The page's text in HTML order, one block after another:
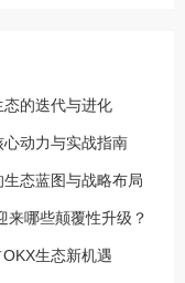
的迭代与进化
动力与实战指南
态蓝图与战略布局
来哪些颠覆性升级？
生态新机遇